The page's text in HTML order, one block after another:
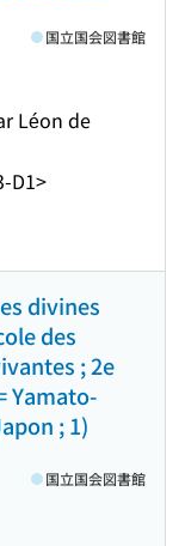
Léon de
D1>
国立国会図書館
divines
des
; 2e
Yamato-
; 1)
国立国会図書館